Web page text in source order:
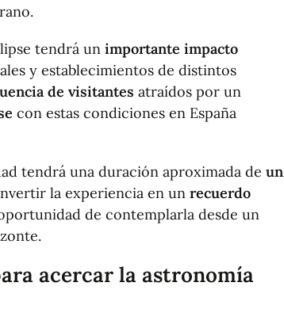
tendrá un importante impacto
y establecimientos de distintos
de visitantes atraídos por un
con estas condiciones en España
tendrá una duración aproximada de un
la experiencia en un recuerdo
de contemplarla desde un
acercar la astronomía